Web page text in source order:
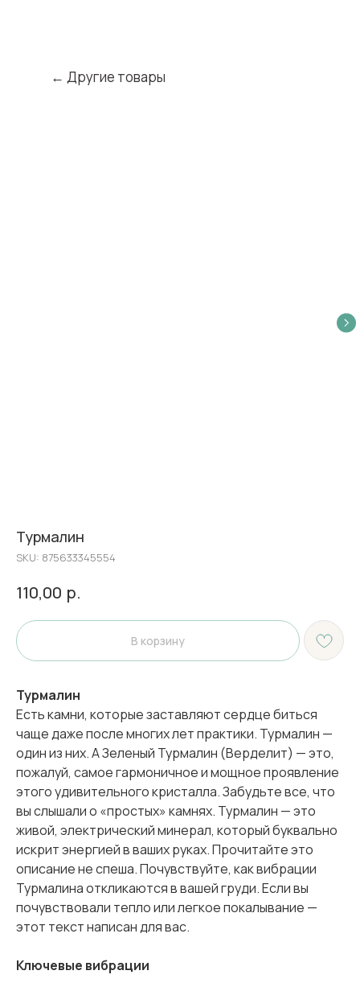
← Другие товары
Турмалин
SKU: 875633345554
110,00 р.
В корзину
Турмалин
Есть камни, которые заставляют сердце биться
чаще даже после многих лет практики. Турмалин —
один из них. А Зеленый Турмалин (Верделит) — это,
пожалуй, самое гармоничное и мощное проявление
этого удивительного кристалла. Забудьте все, что
вы слышали о «простых» камнях. Турмалин — это
живой, электрический минерал, который буквально
искрит энергией в ваших руках. Прочитайте это
описание не спеша. Почувствуйте, как вибрации
Турмалина откликаются в вашей груди. Если вы
почувствовали тепло или легкое покалывание —
этот текст написан для вас.
Ключевые вибрации